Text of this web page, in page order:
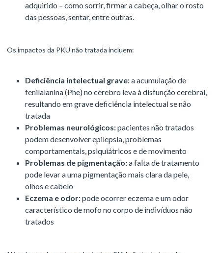
adquirido – como sorrir, firmar a cabeça, olhar o rosto
das pessoas, sentar, entre outras.
Os impactos da PKU não tratada incluem:
Deficiência intelectual grave:a acumulação de
fenilalanina (Phe) no cérebro leva à disfunção cerebral,
resultando em grave deficiência intelectual se não
tratada
Problemas neurológicos:pacientes não tratados
podem desenvolver epilepsia, problemas
comportamentais, psiquiátricos e de movimento
Problemas de pigmentação:a falta de tratamento
pode levar a uma pigmentação mais clara da pele,
olhos e cabelo
Eczema e odor:pode ocorrer eczema e um odor
característico de mofo no corpo de indivíduos não
tratados